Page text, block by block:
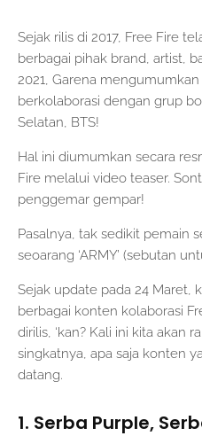
Sejak rilis di 2017, Free Fire
berbagai pihak brand, artist,
2021, Garena
berkolaborasi dengan grup
Selatan, BTS!
Hal ini diumumkan secara
Fire melalui video teaser.
penggemar gempar!
Pasalnya, tak sedikit pemain
seoarang ‘ARMY’ (sebutan
Sejak update pada 24 Maret,
berbagai konten kolaborasi
dirilis, ‘kan? Kali ini kita akan
singkatnya, apa saja konten
datang.
1. Serba Purple,